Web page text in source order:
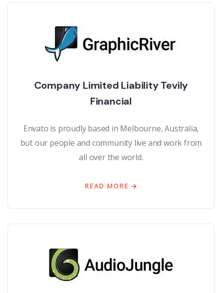
Company Limited Liability Tevily
Financial
Envato is proudly based in Melbourne, Australia,
but our people and community live and work from
all over the world.
READ MORE